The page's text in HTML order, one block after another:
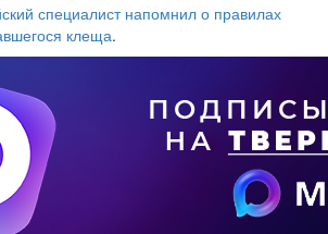
специалист напомнил о правилах
клеща.